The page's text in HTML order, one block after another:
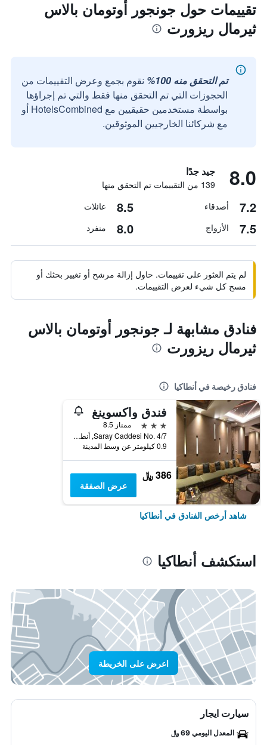
تقييمات حول جونجور أوتومان بالاس
ثيرمال ريزورت
تم التحقق منه 100%
نقوم بجمع وعرض التقييمات من
الحجوزات التي تم التحقق منها فقط والتي تم إجراؤها
بواسطة مستخدمين حقيقيين مع HotelsCombined أو
مع شركائنا الخارجيين الموثوقين.
8.0 جيد جدًا
139 من التقييمات تم التحقق منها
7.2 أصدقاء 8.5 عائلات
7.5 الأزواج 8.0 منفرد
لم يتم العثور على تقييمات. حاول إزالة مرشح أو تغيير بحثك أو
مسح كل شيء لعرض التقييمات.
فنادق مشابهة لـ جونجور أوتومان بالاس
ثيرمال ريزورت
فنادق رخيصة في أنطاكيا
فندق واكسوينغ
3 نجوم
ممتاز 8.5
Saray Caddesi No. 4/7, أنطاكيا, تركيا
0.9 كيلومتر عن وسط المدينة
386 ﷼
عرض الصفقة
شاهد أرخص الفنادق في أنطاكيا
استكشف أنطاكيا
اعرض على الخريطة
سيارت ايجار
المعدل اليومي 69 ﷼